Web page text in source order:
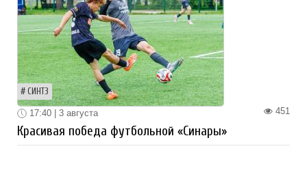
СИНТЗ
451
17:40 | 3 августа
Красивая победа футбольной «Синары»